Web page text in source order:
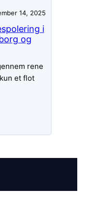
14, 2025
i
og
rene
et flot